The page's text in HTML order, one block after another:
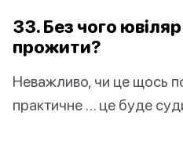
33. Без чого
прожити?
Неважливо, чи це щось
практичне … це буде